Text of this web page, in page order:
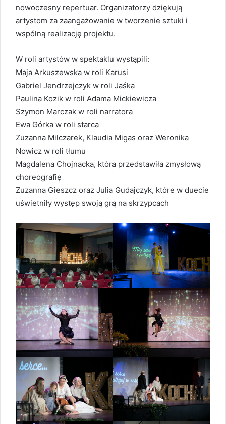
nowoczesny repertuar. Organizatorzy dziękują
artystom za zaangażowanie w tworzenie sztuki i
wspólną realizację projektu.
W roli artystów w spektaklu wystąpili:
Maja Arkuszewska w roli Karusi
Gabriel Jendrzejczyk w roli Jaśka
Paulina Kozik w roli Adama Mickiewicza
Szymon Marczak w roli narratora
Ewa Górka w roli starca
Zuzanna Milczarek, Klaudia Migas oraz Weronika
Nowicz w roli tłumu
Magdalena Chojnacka, która przedstawiła zmysłową
choreografię
Zuzanna Gieszcz oraz Julia Gudajczyk, które w duecie
uświetniły występ swoją grą na skrzypcach